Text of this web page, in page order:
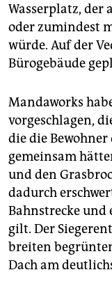
Wasserplatz, der
oder zumindest
würde. Auf der
Bürogebäude
Mandaworks
vorgeschlagen,
die die Bewohner
gemeinsam
und den
dadurch
Bahnstrecke und
gilt. Der
breiten
Dach am